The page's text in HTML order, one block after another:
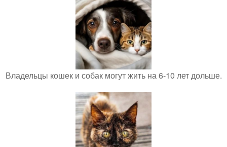
Владельцы кошек и собак могут жить на 6-10 лет дольше.